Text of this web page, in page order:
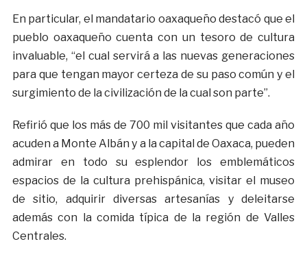
En particular, el mandatario oaxaqueño destacó que el
pueblo oaxaqueño cuenta con un tesoro de cultura
invaluable, “el cual servirá a las nuevas generaciones
para que tengan mayor certeza de su paso común y el
surgimiento de la civilización de la cual son parte”.
Refirió que los más de 700 mil visitantes que cada año
acuden a Monte Albán y a la capital de Oaxaca, pueden
admirar en todo su esplendor los emblemáticos
espacios de la cultura prehispánica, visitar el museo
de sitio, adquirir diversas artesanías y deleitarse
además con la comida típica de la región de Valles
Centrales.